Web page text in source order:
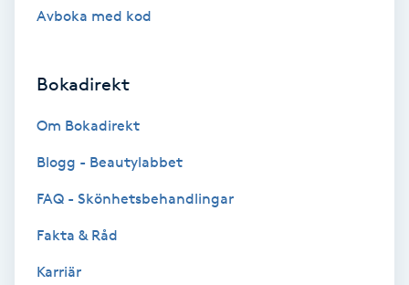
Gellack med förstärkning
Gruppträning
Avboka med kod
Bokadirekt
Om Bokadirekt
Blogg - Beautylabbet
FAQ - Skönhetsbehandlingar
Fakta & Råd
Karriär